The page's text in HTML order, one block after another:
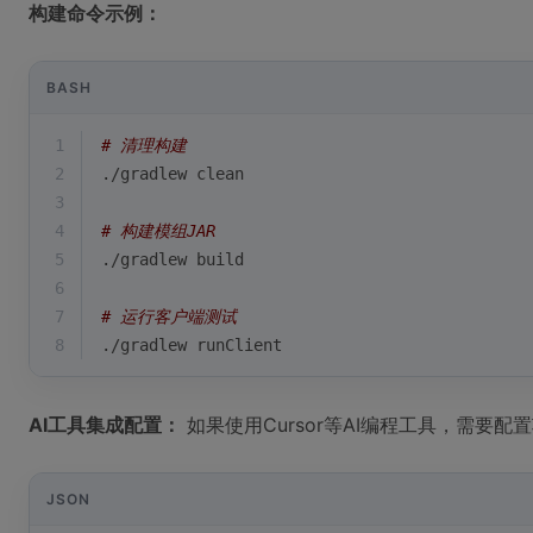
构建命令示例：
BASH
1
# 清理构建
2
./gradlew clean
3
4
# 构建模组JAR
5
./gradlew build
6
7
# 运行客户端测试
8
./gradlew runClient
AI工具集成配置： 如果使用Cursor等AI编程工具，需要配置
JSON